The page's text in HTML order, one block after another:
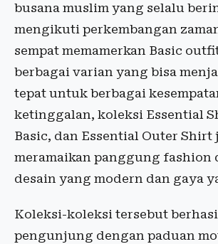
busana muslim yang selalu
mengikuti perkembangan
sempat memamerkan Basic
berbagai varian yang bisa
tepat untuk berbagai
ketinggalan, koleksi Essential
Basic, dan Essential Outer
meramaikan panggung fashion
desain yang modern dan gaya
Koleksi-koleksi tersebut
pengunjung dengan paduan